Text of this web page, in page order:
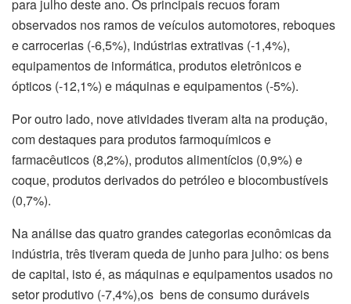
para julho deste ano. Os principais recuos foram
observados nos ramos de veículos automotores, reboques
e carrocerias (-6,5%), indústrias extrativas (-1,4%),
equipamentos de informática, produtos eletrônicos e
ópticos (-12,1%) e máquinas e equipamentos (-5%).
Por outro lado, nove atividades tiveram alta na produção,
com destaques para produtos farmoquímicos e
farmacêuticos (8,2%), produtos alimentícios (0,9%) e
coque, produtos derivados do petróleo e biocombustíveis
(0,7%).
Na análise das quatro grandes categorias econômicas da
indústria, três tiveram queda de junho para julho: os bens
de capital, isto é, as máquinas e equipamentos usados no
setor produtivo (-7,4%),os bens de consumo duráveis